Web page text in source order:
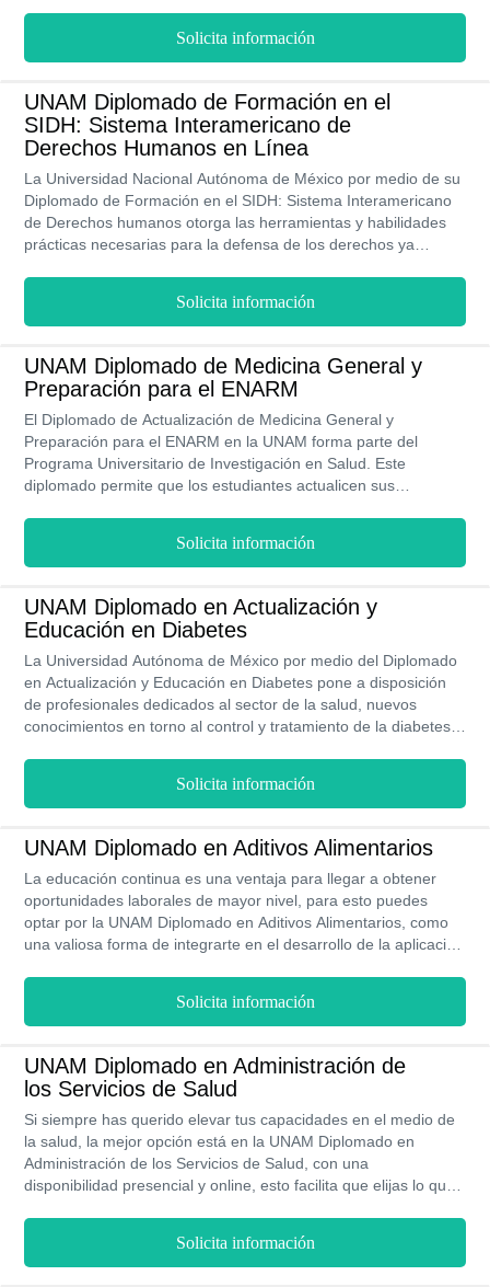
investigaciones y propuestas que permitan aportar soluciones a
la situación medioambiental y que las empresas y demás
organizaciones del ámbito público y privado apuesten por
prácticas vinculadas al desarrollo sustentable. Para cumplir los
objetivos que plantea este programa académico, se pone
mucho énfasis en la educación.
Solicita información
UNAM Diplomado de Formación en el
SIDH: Sistema Interamericano de
Derechos Humanos en Línea
La Universidad Nacional Autónoma de México por medio de su
Diplomado de Formación en el SIDH: Sistema Interamericano
de Derechos humanos otorga las herramientas y habilidades
prácticas necesarias para la defensa de los derechos ya
mecanismos y funcionamiento del marco jurídico que se vincula
a este tema, lo cual capacita a los egresados de este programa
académico para asumir y superar desafíos constantes con el
fin de evitar que los derechos humanos se vean vulnerados de
algún modo.
Solicita información
UNAM Diplomado de Medicina General y
Preparación para el ENARM
El Diplomado de Actualización de Medicina General y
Preparación para el ENARM en la UNAM forma parte del
Programa Universitario de Investigación en Salud. Este
diplomado permite que los estudiantes actualicen sus
Médicas. Es un programa totalmente a distancia, que se cursa
a través de la plataforma REDEC. El costo del diplomado es de
$12.000 MXN si eres mexicano y $720 USD si eres extranjero.
Solicita información
UNAM Diplomado en Actualización y
Educación en Diabetes
La Universidad Autónoma de México por medio del Diplomado
en Actualización y Educación en Diabetes pone a disposición
de profesionales dedicados al sector de la salud, nuevos
conocimientos en torno al control y tratamiento de la diabetes.
propuestas educativas que permitan disminuir los estragos que
puede ocasionar esta patología en las vidas de quien la
padece. Con la disposición del uso de la modalidad de
educación en línea, se pretende eliminar barreras para difundir
el contenido de este diplomado tan importante, capaz de
impactar positivamente en la vida de muchos pacientes.
Solicita información
UNAM Diplomado en Aditivos Alimentarios
La educación continua es una ventaja para llegar a obtener
oportunidades laborales de mayor nivel, para esto puedes
optar por la UNAM Diplomado en Aditivos Alimentarios, como
una valiosa forma de integrarte en el desarrollo de la aplicación
una duración de 160 horas y un costo total de $5,600 MXN.
Solicita información
UNAM Diplomado en Administración de
los Servicios de Salud
Si siempre has querido elevar tus capacidades en el medio de
la salud, la mejor opción está en la UNAM Diplomado en
Administración de los Servicios de Salud, con una
disponibilidad presencial y online, esto facilita que elijas lo que
que invertir 240 horas en aprobar sus 9 módulos y así acceder
a ofertas laborales de unos $160,000 MXN al año.
Solicita información